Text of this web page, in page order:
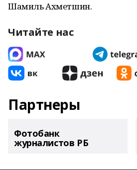
Шамиль Ахметшин.
Читайте нас
Партнеры
Фотобанк
журналистов РБ